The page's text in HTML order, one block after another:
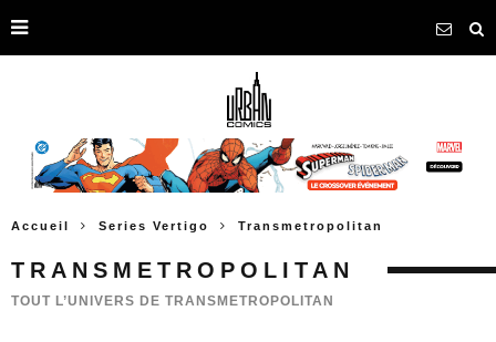
Accueil Series Vertigo Transmetropolitan
TRANSMETROPOLITAN
TOUT L’UNIVERS DE TRANSMETROPOLITAN